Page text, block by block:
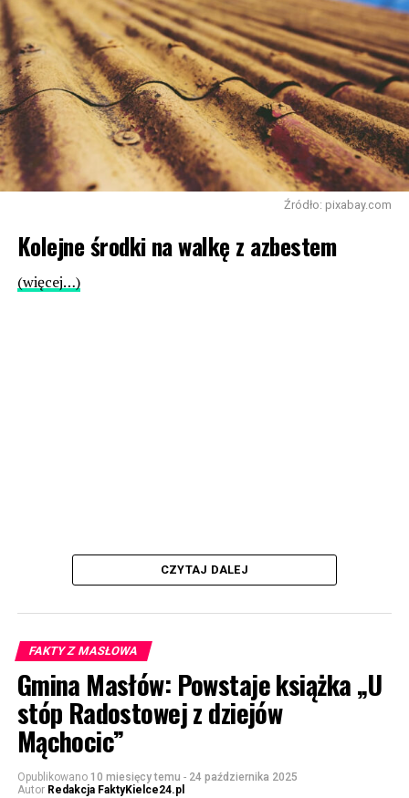
Źródło: pixabay.com
Kolejne środki na walkę z azbestem
(więcej…)
CZYTAJ DALEJ
FAKTY Z MASŁOWA
Gmina Masłów: Powstaje książka „U
stóp Radostowej z dziejów
Mąchocic”
Opublikowano 10 miesięcy temu - 24 października 2025
Autor Redakcja FaktyKielce24.pl